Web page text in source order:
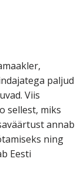
paljud
Viis
sellest, miks
annab
ning
Eesti